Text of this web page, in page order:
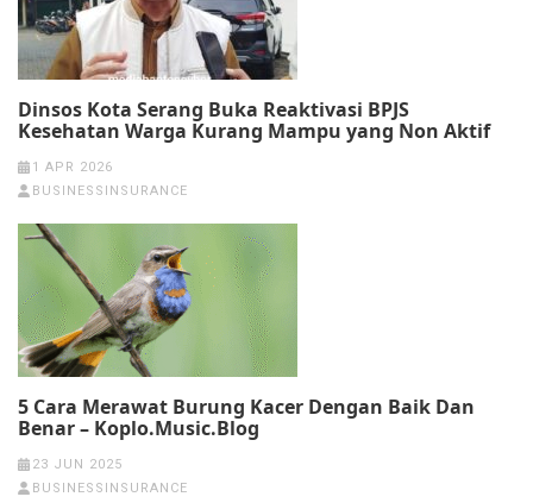
Dinsos Kota Serang Buka Reaktivasi BPJS
Kesehatan Warga Kurang Mampu yang Non Aktif
1 APR 2026
BUSINESSINSURANCE
5 Cara Merawat Burung Kacer Dengan Baik Dan
Benar – Koplo.Music.Blog
23 JUN 2025
BUSINESSINSURANCE